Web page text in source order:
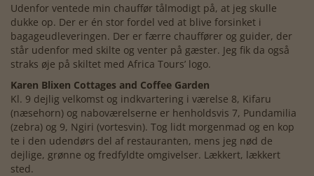
Udenfor ventede min chauffør tålmodigt på, at jeg skulle
dukke op. Der er én stor fordel ved at blive forsinket i
bagageudleveringen. Der er færre chauffører og guider, der
står udenfor med skilte og venter på gæster. Jeg fik da også
straks øje på skiltet med Africa Tours’ logo.
Karen Blixen Cottages and Coffee Garden
Kl. 9 dejlig velkomst og indkvartering i værelse 8, Kifaru
(næsehorn) og naboværelserne er henholdsvis 7, Pundamilia
(zebra) og 9, Ngiri (vortesvin). Tog lidt morgenmad og en kop
te i den udendørs del af restauranten, mens jeg nød de
dejlige, grønne og fredfyldte omgivelser. Lækkert, lækkert
sted.